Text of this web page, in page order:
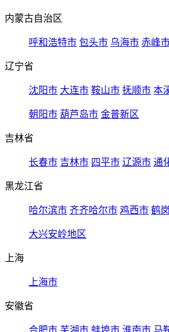
内蒙古自治区
呼和浩特市 包头市 乌海市 赤峰
辽宁省
沈阳市 大连市 鞍山市 抚顺市 本
朝阳市 葫芦岛市 金普新区
吉林省
长春市 吉林市 四平市 辽源市 通
黑龙江省
哈尔滨市 齐齐哈尔市 鸡西市 鹤
大兴安岭地区
上海
上海市
安徽省
合肥市 芜湖市 蚌埠市 淮南市 马